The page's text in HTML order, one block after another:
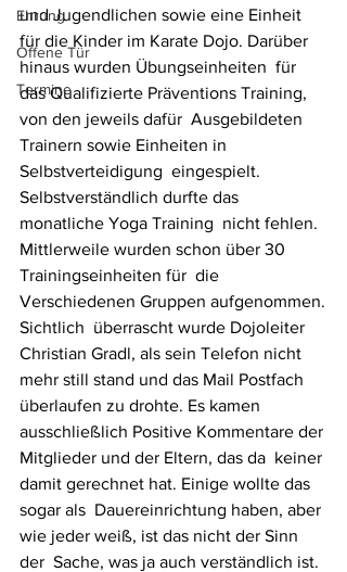
Ehrung
Offene Tür
Termine
und Jugendlichen sowie eine Einheit
für die Kinder im Karate Dojo. Darüber
hinaus wurden Übungseinheiten  für
das Qualifizierte Präventions Training,
von den jeweils dafür  Ausgebildeten
Trainern sowie Einheiten in
Selbstverteidigung  eingespielt.
Selbstverständlich durfte das
monatliche Yoga Training  nicht fehlen.
Mittlerweile wurden schon über 30
Trainingseinheiten für  die
Verschiedenen Gruppen aufgenommen.
Sichtlich  überrascht wurde Dojoleiter
Christian Gradl, als sein Telefon nicht
mehr still stand und das Mail Postfach
überlaufen zu drohte. Es kamen
ausschließlich Positive Kommentare der
Mitglieder und der Eltern, das da  keiner
damit gerechnet hat. Einige wollte das
sogar als  Dauereinrichtung haben, aber
wie jeder weiß, ist das nicht der Sinn
der  Sache, was ja auch verständlich ist.